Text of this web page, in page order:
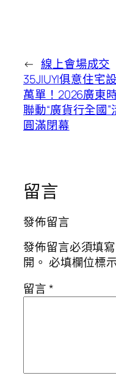
← 線上會場成交
35JIUYI俱意住宅
萬單！2026廣東
聯動“廣貨行全國”
圓滿閉幕
留言
發佈留言
發佈留言必須填
開。 必填欄位標
留言*